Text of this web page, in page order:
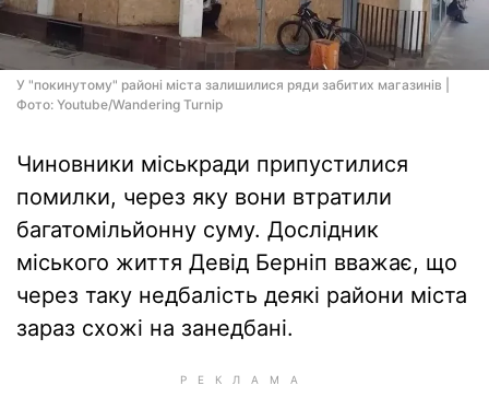
У "покинутому" районі міста залишилися ряди забитих магазинів |
Фото: Youtube/Wandering Turnip
Чиновники міськради припустилися
помилки, через яку вони втратили
багатомільйонну суму. Дослідник
міського життя Девід Берніп вважає, що
через таку недбалість деякі райони міста
зараз схожі на занедбані.